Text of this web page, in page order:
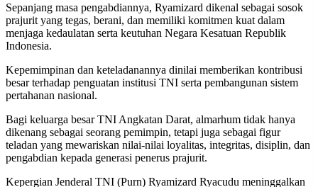
Sepanjang masa pengabdiannya, Ryamizard dikenal sebagai sosok
prajurit yang tegas, berani, dan memiliki komitmen kuat dalam
menjaga kedaulatan serta keutuhan Negara Kesatuan Republik
Indonesia.
Kepemimpinan dan keteladanannya dinilai memberikan kontribusi
besar terhadap penguatan institusi TNI serta pembangunan sistem
pertahanan nasional.
Bagi keluarga besar TNI Angkatan Darat, almarhum tidak hanya
dikenang sebagai seorang pemimpin, tetapi juga sebagai figur
teladan yang mewariskan nilai-nilai loyalitas, integritas, disiplin, dan
pengabdian kepada generasi penerus prajurit.
Kepergian Jenderal TNI (Purn) Ryamizard Ryacudu meninggalkan